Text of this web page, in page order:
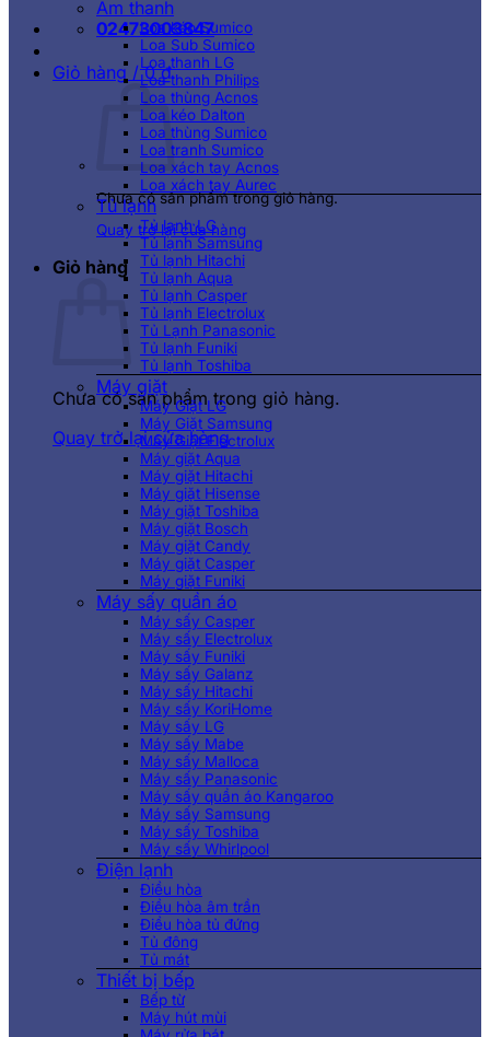
02473003847
Giỏ hàng /0₫
Chưa có sản phẩm trong giỏ hàng.
Quay trở lại cửa hàng
Giỏ hàng
Chưa có sản phẩm trong giỏ hàng.
Quay trở lại cửa hàng
Âm thanh
Loa kéo Sumico
Loa Sub Sumico
Loa thanh LG
Loa thanh Philips
Loa thùng Acnos
Loa kéo Dalton
Loa thùng Sumico
Loa tranh Sumico
Loa xách tay Acnos
Loa xách tay Aurec
Tủ lạnh
Tủ lạnh LG
Tủ lạnh Samsung
Tủ lạnh Hitachi
Tủ lạnh Aqua
Tủ lạnh Casper
Tủ lạnh Electrolux
Tủ Lạnh Panasonic
Tủ lạnh Funiki
Tủ lạnh Toshiba
Máy giặt
Máy Giặt LG
Máy Giặt Samsung
Máy Giặt Electrolux
Máy giặt Aqua
Máy giặt Hitachi
Máy giặt Hisense
Máy giặt Toshiba
Máy giặt Bosch
Máy giặt Candy
Máy giặt Casper
Máy giặt Funiki
Máy sấy quần áo
Máy sấy Casper
Máy sấy Electrolux
Máy sấy Funiki
Máy sấy Galanz
Máy sấy Hitachi
Máy sấy KoriHome
Máy sấy LG
Máy sấy Mabe
Máy sấy Malloca
Máy sấy Panasonic
Máy sấy quần áo Kangaroo
Máy sấy Samsung
Máy sấy Toshiba
Máy sấy Whirlpool
Điện lạnh
Điều hòa
Điều hòa âm trần
Điều hòa tủ đứng
Tủ đông
Tủ mát
Thiết bị bếp
Bếp từ
Máy hút mùi